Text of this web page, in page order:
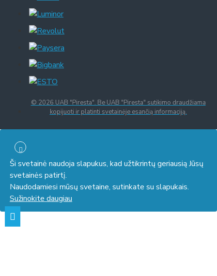
© 2026 UAB "Piresta". Be UAB "Piresta" sutikimo draudžiama
kopijuoti ir platinti svetainėje esančią informaciją.
Ši svetainė naudoja slapukus, kad užtikrintų geriausią Jūsų
svetainės patirtį.
Naudodamiesi mūsų svetaine, sutinkate su slapukais.
Sužinokite daugiau